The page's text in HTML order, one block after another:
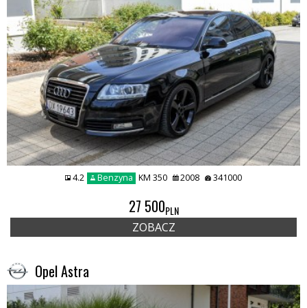
4.2 Benzyna KM 350 2008 341000
27 500PLN
ZOBACZ
Opel Astra